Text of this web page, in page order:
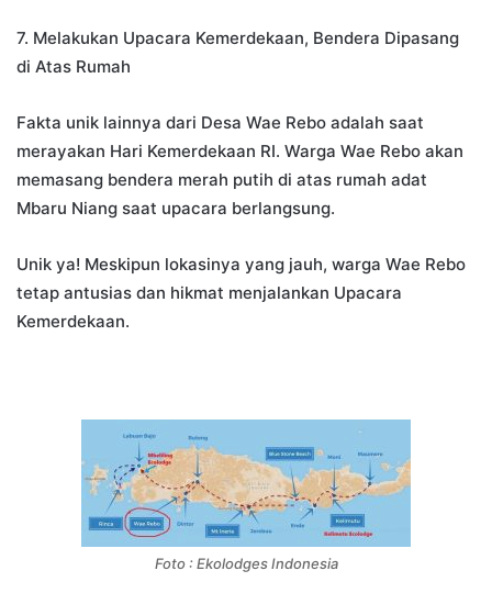
7. Melakukan Upacara Kemerdekaan, Bendera Dipasang
di Atas Rumah
Fakta unik lainnya dari Desa Wae Rebo adalah saat
merayakan Hari Kemerdekaan RI. Warga Wae Rebo akan
memasang bendera merah putih di atas rumah adat
Mbaru Niang saat upacara berlangsung.
Unik ya! Meskipun lokasinya yang jauh, warga Wae Rebo
tetap antusias dan hikmat menjalankan Upacara
Kemerdekaan.
Foto : Ekolodges Indonesia